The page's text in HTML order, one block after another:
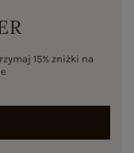
15% zniżki na